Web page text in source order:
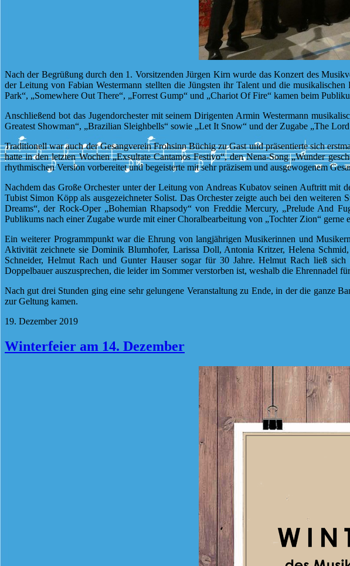
Nach der Begrüßung durch den 1. Vorsitzenden Jürgen Kirn wurde das Konzert des
der Leitung von Fabian Westermann stellten die Jüngsten ihr Talent und die
Park“, „Somewhere Out There“, „Forrest Gump“ und „Chariot Of Fire“ kamen beim
Anschließend bot das Jugendorchester mit seinem Dirigenten Armin Westermann
Greatest Showman“, „Brazilian Sleighbells“ sowie „Let It Snow“ und der Zugabe „The
Traditionell war auch der Gesangverein Frohsinn Büchig zu Gast und präsentierte sich
hatte in den letzten Wochen „Exsultate Cantamos Festivo“, den Nena-Song „Wunder
rhythmischen Version vorbereitet und begeisterte mit sehr präzisem und ausgewogenem
Nachdem das Große Orchester unter der Leitung von Andreas Kubatov seinen Auftritt mit
Tubist Simon Köpp als ausgezeichneter Solist. Das Orchester zeigte auch bei den
Dreams“, der Rock-Oper „Bohemian Rhapsody“ von Freddie Mercury, „Prelude And
Publikums nach einer Zugabe wurde mit einer Choralbearbeitung von „Tochter Zion“ gerne
Ein weiterer Programmpunkt war die Ehrung von langjährigen Musikerinnen und
Aktivität zeichnete sie Dominik Blumhofer, Larissa Doll, Antonia Kritzer, Helena
Schneider, Helmut Rach und Gunter Hauser sogar für 30 Jahre. Helmut Rach ließ
Doppelbauer auszusprechen, die leider im Sommer verstorben ist, weshalb die Ehrennadel
Nach gut drei Stunden ging eine sehr gelungene Veranstaltung zu Ende, in der die ganze
zur Geltung kamen.
19. Dezember 2019
Winterfeier am 14. Dezember